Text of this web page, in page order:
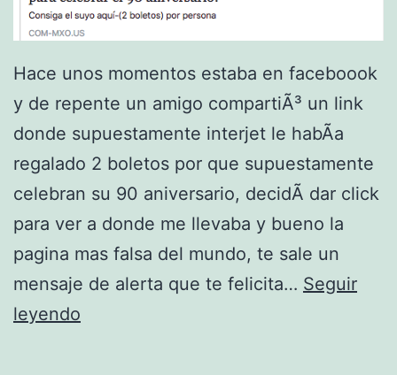
Hace unos momentos estaba en faceboook
y de repente un amigo compartiÃ³ un link
donde supuestamente interjet le habÃ­a
regalado 2 boletos por que supuestamente
celebran su 90 aniversario, decidÃ­ dar click
para ver a donde me llevaba y bueno la
pagina mas falsa del mundo, te sale un
mensaje de alerta que te felicita… Seguir
leyendo